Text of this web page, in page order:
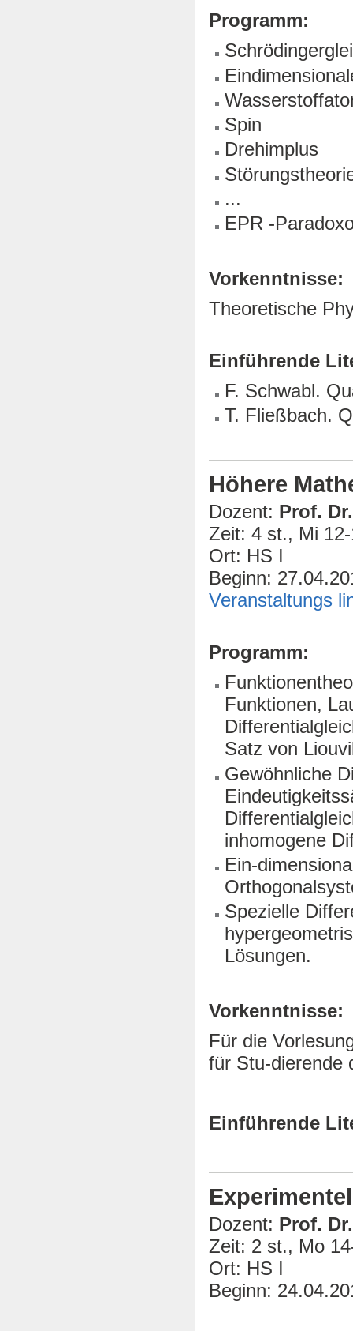
Programm:
Spin
Drehimplus
...
EPR -
Vorkenntnisse:
Theoretische
Einführende
F. Schwabl.
T. Fließbach.
Höhere
Dozent: Prof.
Zeit: 4 st., Mi
Ort: HS I
Beginn:
Veranstaltungs
Programm:
Funktionen,
Satz von
Gewöhnliche
inhomogene
Ein-
Spezielle
Lösungen.
Vorkenntnisse:
Für die
für Stu-dierende
Einführende
Dozent: Prof.
Zeit: 2 st., Mo
Ort: HS I
Beginn: